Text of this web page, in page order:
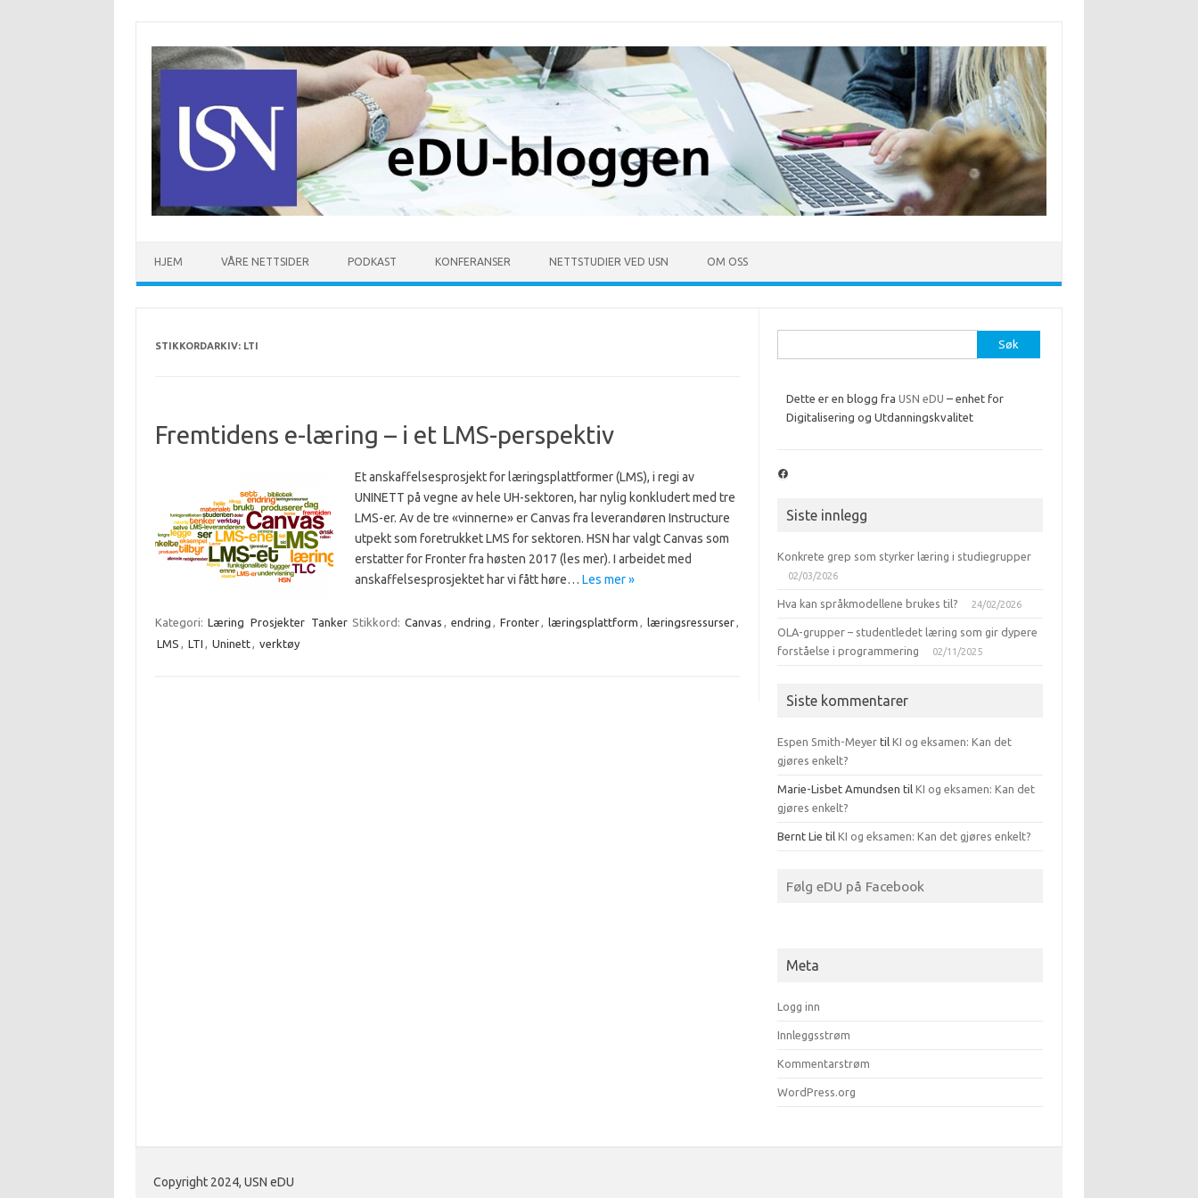
HJEM VÅRE NETTSIDER PODKAST KONFERANSER NETTSTUDIER VED USN OM OSS
STIKKORDARKIV: LTI
Fremtidens e-læring – i et LMS-perspektiv
Et anskaffelsesprosjekt for læringsplattformer (LMS), i regi av
UNINETT på vegne av hele UH-sektoren, har nylig konkludert med tre
LMS-er. Av de tre «vinnerne» er Canvas fra leverandøren Instructure
utpekt som foretrukket LMS for sektoren. HSN har valgt Canvas som
erstatter for Fronter fra høsten 2017 (les mer). I arbeidet med
anskaffelsesprosjektet har vi fått høre… Les mer »
Kategori: Læring Prosjekter Tanker Stikkord: Canvas , endring , Fronter, læringsplattform , læringsressurser,
LMS , LTI , Uninett, verktøy
etter:
Dette er en blogg fraUSN eDU – enhet for
Digitalisering og Utdanningskvalitet
Facebook
Siste innlegg
Konkrete grep som styrker læring i studiegrupper
02/03/2026
Hva kan språkmodellene brukes til? 24/02/2026
OLA-grupper – studentledet læring som gir dypere
forståelse i programmering
02/11/2025
Siste kommentarer
Espen Smith-Meyer tilKI og eksamen: Kan det
gjøres enkelt?
Marie-Lisbet Amundsen tilKI og eksamen: Kan det
gjøres enkelt?
Bernt Lie tilKI og eksamen: Kan det gjøres enkelt?
Følg eDU på Facebook
Meta
Logg inn
Innleggsstrøm
Kommentarstrøm
WordPress.org
Copyright 2024, USN eDU